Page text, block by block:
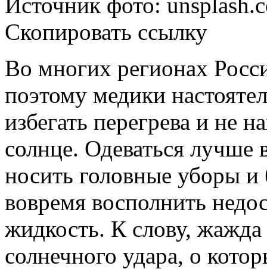
Скопировать ссылку
Во многих регионах
поэтому медики
избегать перегрева и не
солнце. Одеваться лучше
носить головные уборы и
вовремя восполнить
жидкость. К слову,
солнечного удара, о